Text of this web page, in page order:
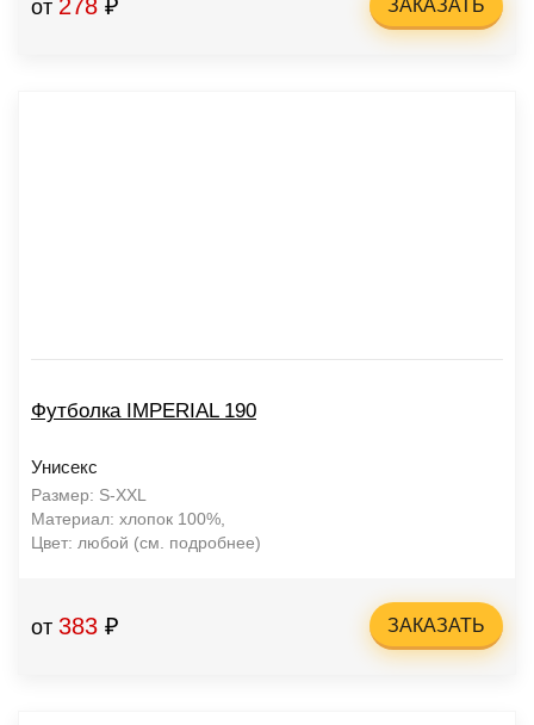
от 278 ₽ ЗАКАЗАТЬ
Футболка IMPERIAL 190
Унисекс
Размер: S-XXL
Материал: хлопок 100%,
Цвет: любой (см. подробнее)
от 383 ₽ ЗАКАЗАТЬ